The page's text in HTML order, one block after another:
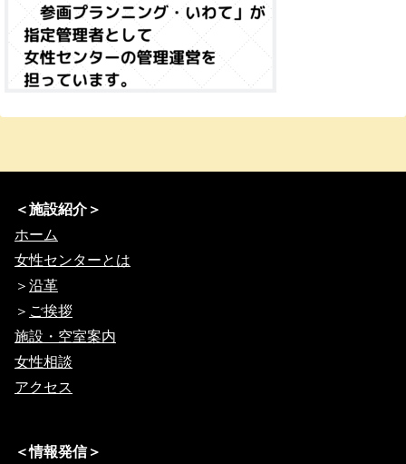
＜施設紹介＞
ホーム
女性センターとは
＞ 沿革
＞ ご挨拶
施設・空室案内
女性相談
アクセス
＜情報発信＞